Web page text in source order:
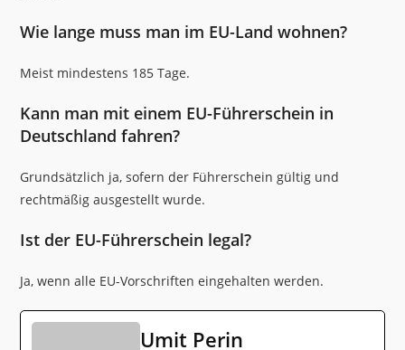
Wie lange muss man im EU-Land wohnen?
Meist mindestens 185 Tage.
Kann man mit einem EU-Führerschein in
Deutschland fahren?
Grundsätzlich ja, sofern der Führerschein gültig und
rechtmäßig ausgestellt wurde.
Ist der EU-Führerschein legal?
Ja, wenn alle EU-Vorschriften eingehalten werden.
Umit Perin